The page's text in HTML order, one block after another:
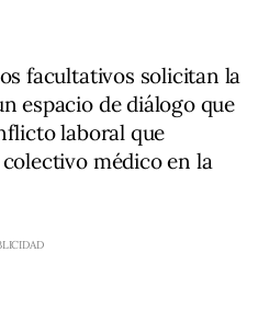
facultativos solicitan la
espacio de diálogo que
laboral que
médico en la